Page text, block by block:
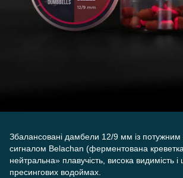
Збалансовані дамбели 12/9 мм із потужним
сигналом Belachan (ферментована
нейтральна» плавучість, висока видимість і
пресингових водоймах.